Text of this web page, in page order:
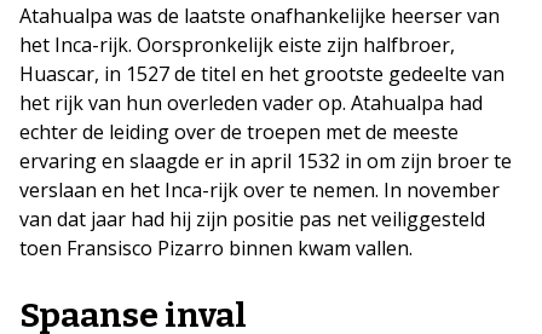
Atahualpa was de laatste onafhankelijke heerser van
het Inca-rijk. Oorspronkelijk eiste zijn halfbroer,
Huascar, in 1527 de titel en het grootste gedeelte van
het rijk van hun overleden vader op. Atahualpa had
echter de leiding over de troepen met de meeste
ervaring en slaagde er in april 1532 in om zijn broer te
verslaan en het Inca-rijk over te nemen. In november
van dat jaar had hij zijn positie pas net veiliggesteld
toen Fransisco Pizarro binnen kwam vallen.
Spaanse inval